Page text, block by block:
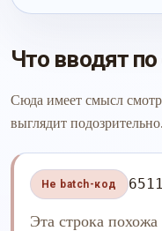
Что вводят
Сюда имеет смысл
выглядит подозрительно.
Не batch-код
Эта строка